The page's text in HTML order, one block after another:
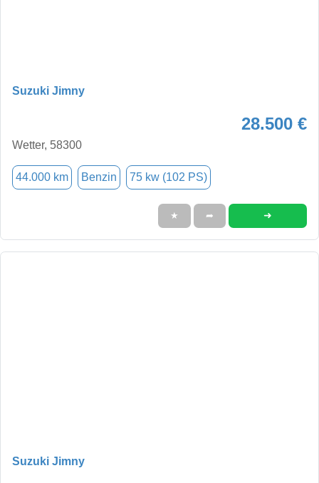
Suzuki Jimny
28.500 €
Wetter, 58300
44.000 km Benzin 75 kw (102 PS)
★ ➦ ➜
Suzuki Jimny